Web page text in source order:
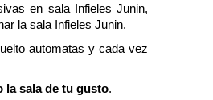
en sala Infieles Junin,
la sala Infieles Junin.
automatas y cada vez
la sala de tu gusto.